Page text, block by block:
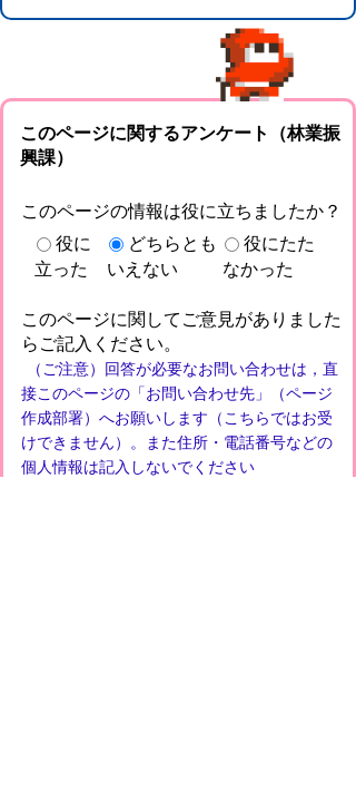
このページに関するアンケート（林業振
興課）
このページの情報は役に立ちましたか？
役に
立った
どちらとも
いえない
役にたた
なかった
このページに関してご意見がありました
らご記入ください。
（ご注意）回答が必要なお問い合わせは，直
接このページの「お問い合わせ先」（ページ
作成部署）へお願いします（こちらではお受
けできません）。また住所・電話番号などの
個人情報は記入しないでください